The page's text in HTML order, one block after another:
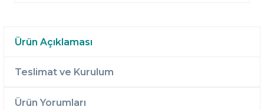
Ürün Açıklaması
Teslimat ve Kurulum
Ürün Yorumları